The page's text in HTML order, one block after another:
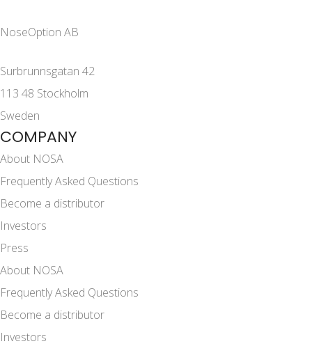
NoseOption AB
Surbrunnsgatan 42
113 48 Stockholm
Sweden
COMPANY
About NOSA
Frequently Asked Questions
Become a distributor
Investors
Press
About NOSA
Frequently Asked Questions
Become a distributor
Investors